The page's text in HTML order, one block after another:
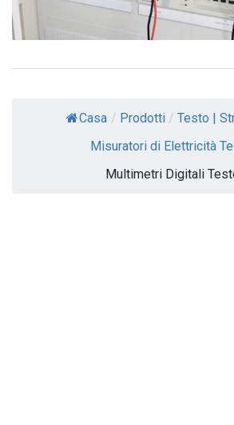
Casa / Prodotti / Testo |
Misuratori di Elettricità
Multimetri Digitali